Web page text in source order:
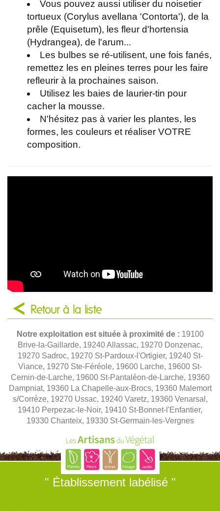
Vous pouvez aussi utiliser du noisetier
tortueux (Corylus avellana 'Contorta'), de la
prêle (Equisetum), les fleur d'hortensia
(Hydrangea), de l'arum...
Les bulbes se ré-utilisent, une fois fanés,
remettez les en pleines terres pour les faire
refleurir à la prochaines saison.
Utilisez les baies de laurier-tin pour
cacher la mousse.
N'hésitez pas à varier les plantes, les
formes, les couleurs et réaliser VOTRE
composition.
Retour à la liste
Notre exploitation est située à proximité de : 19100
Brive-la-Gaillarde, 19240 Allassac, 19270 Donzenac,
19270 Sadroc, 19270 St-Pardoux-l'Ortigier, 19240 St-
Viance, 19270 Ste-Féréole, 19600 Larche, 19600 St-
Cernin-de-Larche, 19600 St-Pantaléon-de-Larche, 19360
Dampniat, 19360 La Chapelle-aux-Brocs, 19360 Malemort
s/Corrèze, 19270 Ussac, 19240 Varetz, 19360 Venarsal,
19410 Perpezac-le-Noir, 19410 St-Bonnet-l'Enfantier,
19330 Chanteix, 19330 St-Germain-les-Vergnes
" Établissement labélisé "